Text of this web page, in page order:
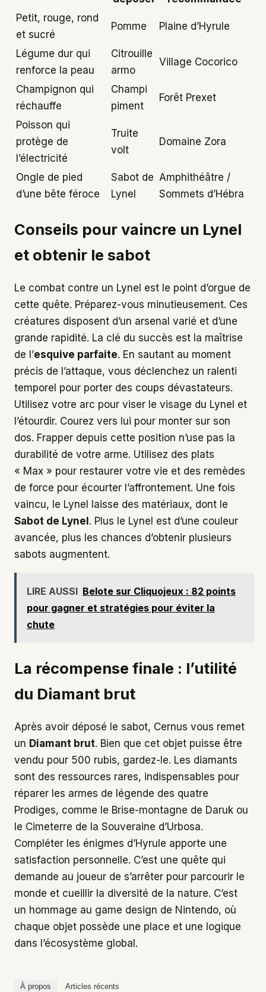
Petit, rouge, rond
et sucré
Pomme Plaine d’Hyrule
Légume dur qui
renforce la peau
Citrouille
armo
Village Cocorico
Champignon qui
réchauffe
Champi
piment
Forêt Prexet
Poisson qui
protège de
l’électricité
Truite
volt
Domaine Zora
Ongle de pied
d’une bête féroce
Sabot de
Lynel
Amphithéâtre /
Sommets d’Hébra
Conseils pour vaincre un Lynel
et obtenir le sabot
Le combat contre un Lynel est le point d’orgue de
cette quête. Préparez-vous minutieusement. Ces
créatures disposent d’un arsenal varié et d’une
grande rapidité. La clé du succès est la maîtrise
de l’esquive parfaite. En sautant au moment
précis de l’attaque, vous déclenchez un ralenti
temporel pour porter des coups dévastateurs.
Utilisez votre arc pour viser le visage du Lynel et
l’étourdir. Courez vers lui pour monter sur son
dos. Frapper depuis cette position n’use pas la
durabilité de votre arme. Utilisez des plats
« Max » pour restaurer votre vie et des remèdes
de force pour écourter l’affrontement. Une fois
vaincu, le Lynel laisse des matériaux, dont le
Sabot de Lynel . Plus le Lynel est d’une couleur
avancée, plus les chances d’obtenir plusieurs
sabots augmentent.
LIRE AUSSI Belote sur Cliquojeux : 82 points
pour gagner et stratégies pour éviter la
chute
La récompense finale : l’utilité
du Diamant brut
Après avoir déposé le sabot, Cernus vous remet
un Diamant brut. Bien que cet objet puisse être
vendu pour 500 rubis, gardez-le. Les diamants
sont des ressources rares, indispensables pour
réparer les armes de légende des quatre
Prodiges, comme le Brise-montagne de Daruk ou
le Cimeterre de la Souveraine d’Urbosa.
Compléter les énigmes d’Hyrule apporte une
satisfaction personnelle. C’est une quête qui
demande au joueur de s’arrêter pour parcourir le
monde et cueillir la diversité de la nature. C’est
un hommage au game design de Nintendo, où
chaque objet possède une place et une logique
dans l’écosystème global.
À propos Articles récents